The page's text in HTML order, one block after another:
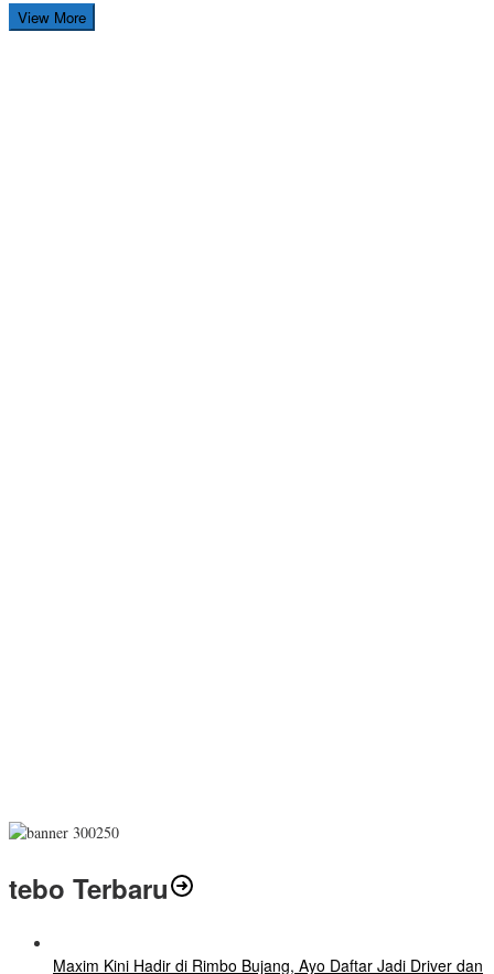
View More
tebo Terbaru
Maxim Kini Hadir di Rimbo Bujang, Ayo Daftar Jadi Driver dan